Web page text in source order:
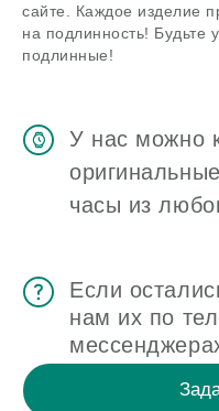
сайте. Каждое изделие
на подлинность! Будьте
подлинные!
Сервис /
ремонт
ОТЗЫВЫ О
КОНТАКТЫ
Оценка часов в
Оценка часов в
+7-999-67-77-